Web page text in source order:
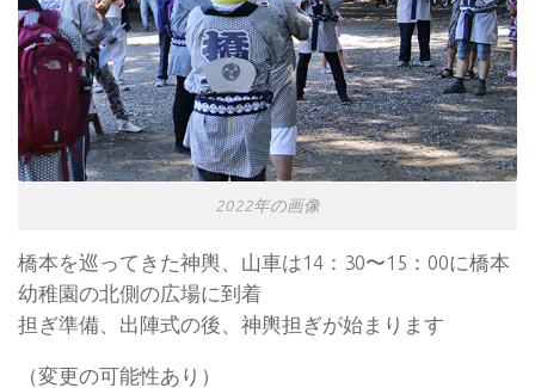
2022年の画像
橋本を巡ってきた神輿、山車は14：30〜15：00に橋本
幼稚園の北側の広場に到着
担ぎ準備、出陣式の後、神輿担ぎが始まります
（変更の可能性あり）